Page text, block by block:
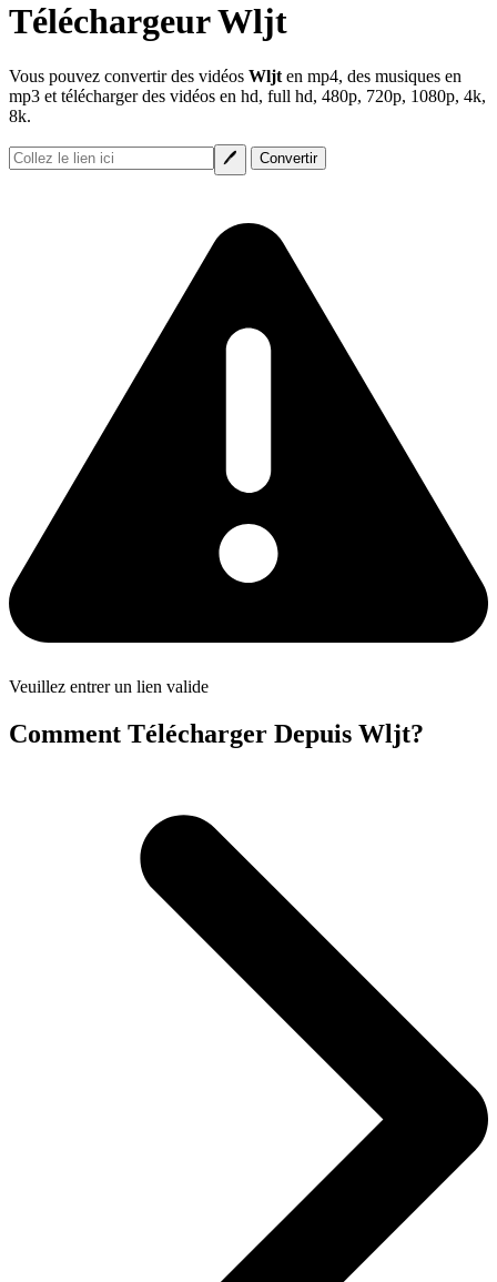
Téléchargeur Wljt
Vous pouvez convertir des vidéos Wljt en mp4, des musiques en
mp3 et télécharger des vidéos en hd, full hd, 480p, 720p, 1080p, 4k,
8k.
Veuillez entrer un lien valide
Comment Télécharger Depuis Wljt?